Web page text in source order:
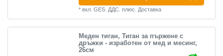
*вкл. GES. ДДС. плюс. Доставка
Меден тиган, Тиган за пържене с
дръжки - изработен от мед и месинг,
26см